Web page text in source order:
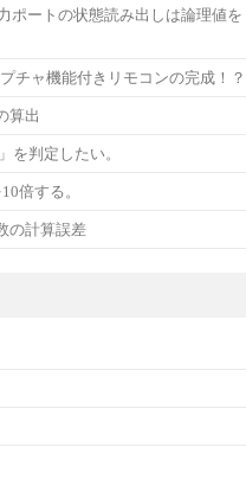
ポートの状態読み出しは論理値を
チャ機能付きリモコンの完成！？
算出
を判定したい。
倍する。
の計算誤差